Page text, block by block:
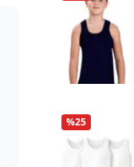
%25